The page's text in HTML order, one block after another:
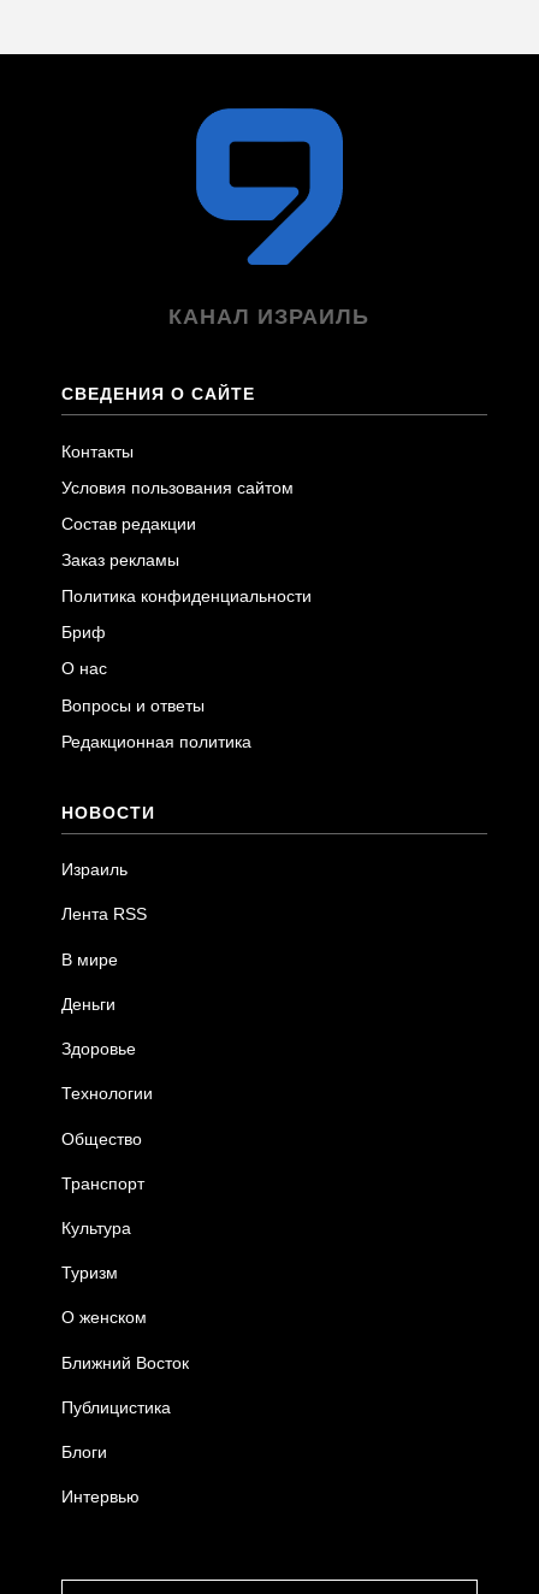
КАНАЛ ИЗРАИЛЬ
СВЕДЕНИЯ О САЙТЕ
Контакты
Условия пользования сайтом
Состав редакции
Заказ рекламы
Политика конфиденциальности
Бриф
О нас
Вопросы и ответы
Редакционная политика
НОВОСТИ
Израиль
Лента RSS
В мире
Деньги
Здоровье
Технологии
Общество
Транспорт
Культура
Туризм
О женском
Ближний Восток
Публицистика
Блоги
Интервью